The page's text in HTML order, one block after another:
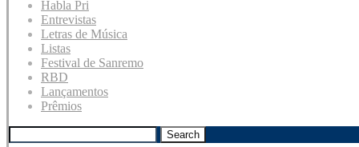
Habla Pri
Entrevistas
Letras de Música
Listas
Festival de Sanremo
RBD
Lançamentos
Prêmios
Search